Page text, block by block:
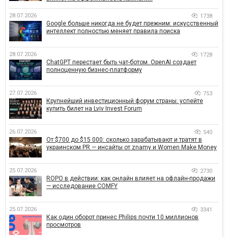
28.07.2026 1738
Google больше никогда не будет прежним: искусственный
интеллект полностью меняет правила поиска
28.07.2026 1728
ChatGPT перестает быть чат-ботом. OpenAI создает
полноценную бизнес-платформу
27.07.2026 753
Крупнейший инвестиционный форум страны: успейте
купить билет на Lviv Invest Forum
26.07.2026 540
От $700 до $15 000: сколько зарабатывают и тратят в
украинском PR — инсайты от znamy и Women Make Money
25.07.2026 2730
ROPO в действии: как онлайн влияет на офлайн-продажи
— исследование COMFY
25.07.2026 3341
Как один оборот принес Philips почти 10 миллионов
просмотров